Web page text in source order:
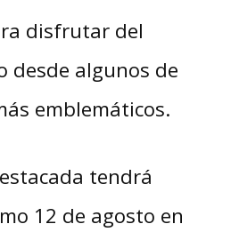
disfrutar del
desde algunos de
emblemáticos.
tendrá
12 de agosto en